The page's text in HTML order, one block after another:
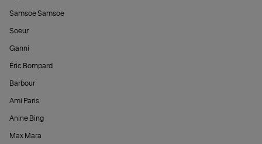
Samsoe Samsoe
Soeur
Ganni
Éric Bompard
Barbour
Ami Paris
Anine Bing
Max Mara